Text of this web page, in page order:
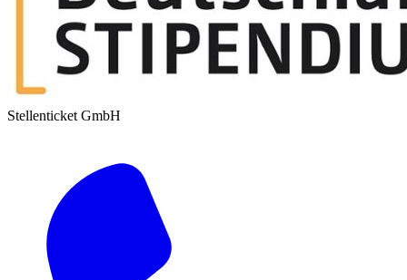
Stellenticket GmbH